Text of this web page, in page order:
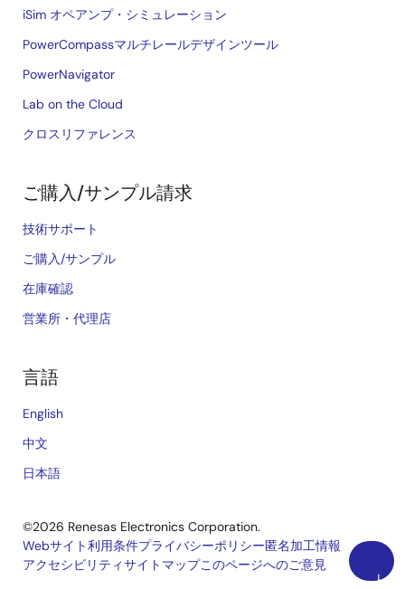
上
iSim オペアンプ・シミュレーション
PowerCompassマルチレールデザインツール
PowerNavigator
Lab on the Cloud
クロスリファレンス
ご購入/サンプル請求
技術サポート
ご購入/サンプル
在庫確認
営業所・代理店
言語
English
中文
日本語
©2026 Renesas Electronics Corporation.
Legal
Webサイト利用条件プライバシーポリシー匿名加工情報
アクセシビリティサイトマップこのページへのご意見